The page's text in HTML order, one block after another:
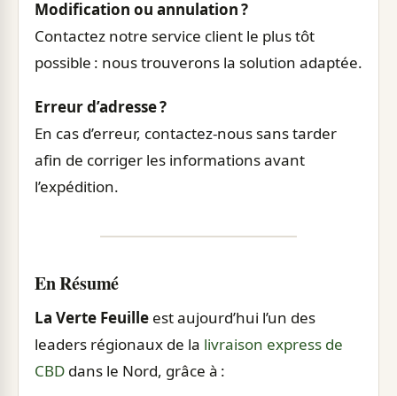
Modification ou annulation ?
Contactez notre service client le plus tôt
possible : nous trouverons la solution adaptée.
Erreur d’adresse ?
En cas d’erreur, contactez-nous sans tarder
afin de corriger les informations avant
l’expédition.
En Résumé
La Verte Feuille est aujourd’hui l’un des
leaders régionaux de la livraison express de
CBD dans le Nord, grâce à :